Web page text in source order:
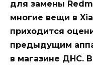
для замены
многие вещи в
приходится
предыдущим
в магазине ДНС.